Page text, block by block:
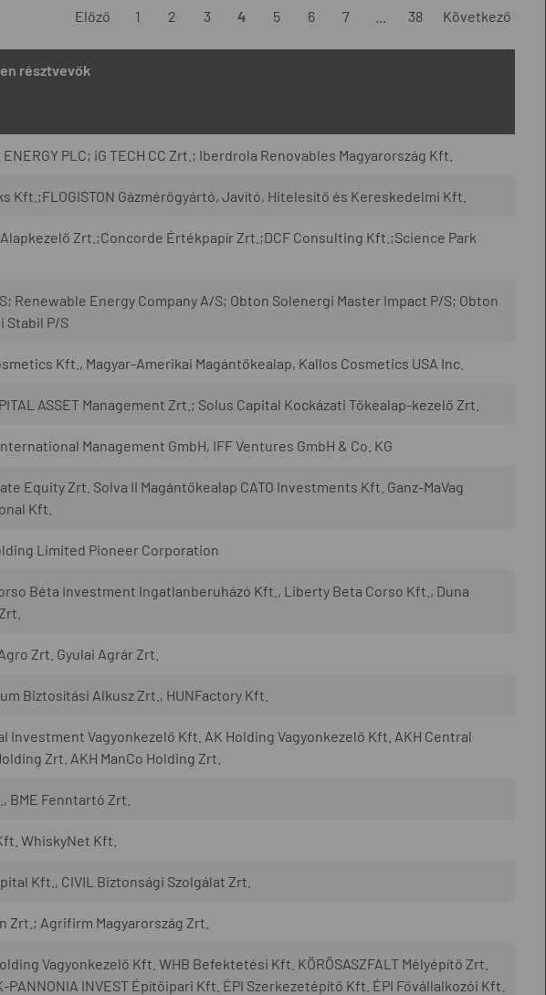
Előző 1 2 3 4 5 6 7 38 Következő
résztvevők
ENERGY PLC; iG TECH CC Zrt.; Iberdrola Renovables Magyarország Kft.
Kft.;FLOGISTON Gázmérőgyártó, Javító, Hitelesítő és Kereskedelmi Kft.
Zrt.;Concorde Értékpapír Zrt.;DCF Consulting Kft.;Science Park
Renewable Energy Company A/S; Obton Solenergi Master Impact P/S; Obton
Stabil P/S
Kft., Magyar-Amerikai Magántőkealap, Kallos Cosmetics USA Inc.
ASSET Management Zrt.; Solus Capital Kockázati Tőkealap-kezelő Zrt.
Management GmbH, IFF Ventures GmbH & Co. KG
Equity Zrt. Solva II Magántőkealap CATO Investments Kft. Ganz-MaVag
Kft.
Limited Pioneer Corporation
Béta Investment Ingatlanberuházó Kft., Liberty Beta Corso Kft., Duna
Zrt. Gyulai Agrár Zrt.
Biztosítási Alkusz Zrt., HUNFactory Kft.
Investment Vagyonkezelő Kft. AK Holding Vagyonkezelő Kft. AKH Central
Zrt. AKH ManCo Holding Zrt.
BME Fenntartó Zrt.
WhiskyNet Kft.
Kft., CIVIL Biztonsági Szolgálat Zrt.
Zrt.; Agrifirm Magyarország Zrt.
Vagyonkezelő Kft. WHB Befektetési Kft. KÖRÖSASZFALT Mélyépítő Zrt.
PANNONIA INVEST Építőipari Kft. ÉPI Szerkezetépítő Kft. ÉPI Fővállalkozói Kft.